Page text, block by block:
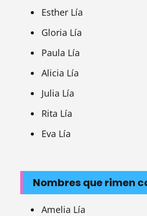
Esther Lía
Gloria Lía
Paula Lía
Alicia Lía
Julia Lía
Rita Lía
Eva Lía
Nombres que rimen
Amelia Lía